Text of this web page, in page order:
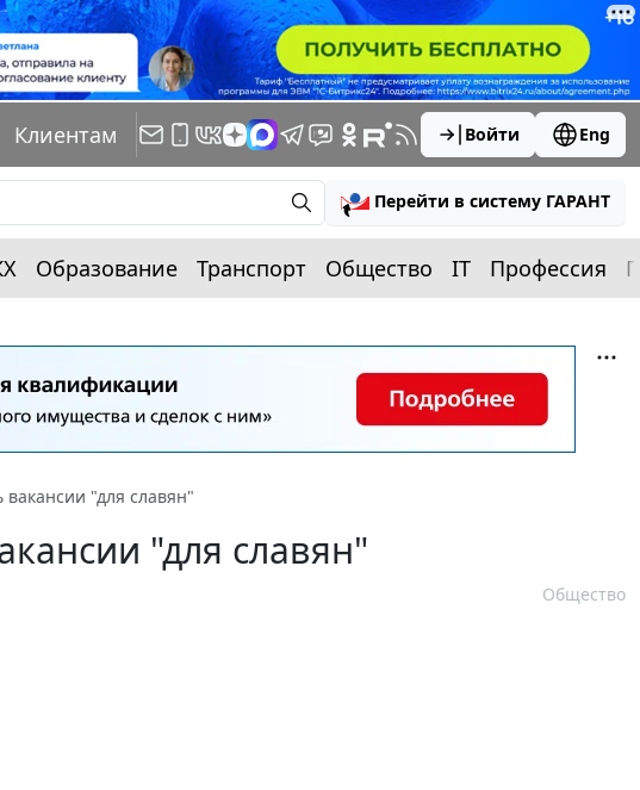
Клиентам Войти Eng
Перейти в систему ГАРАНТ
Образование Транспорт Общество IT Профессия
"для славян"
"для славян"
Общество